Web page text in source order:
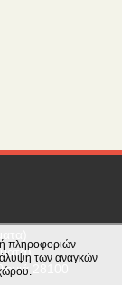
28100
πληροφοριών
των αναγκών